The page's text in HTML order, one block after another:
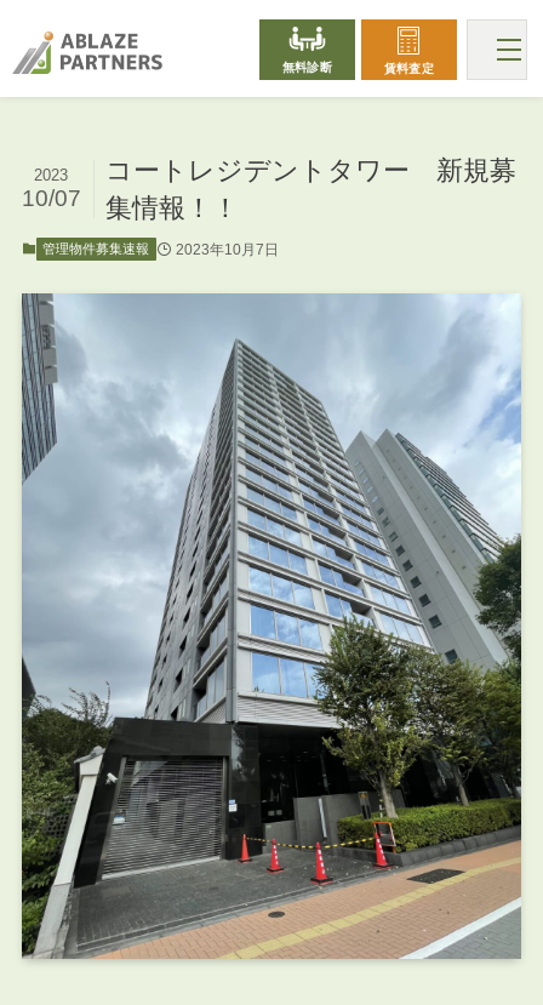
無料診断 賃料査定
コートレジデントタワー 新規募
集情報！！
2023
10/07
管理物件募集速報 2023年10月7日